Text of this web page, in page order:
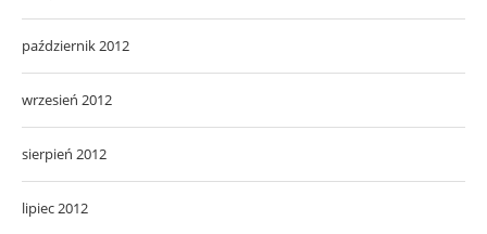
październik 2012
wrzesień 2012
sierpień 2012
lipiec 2012